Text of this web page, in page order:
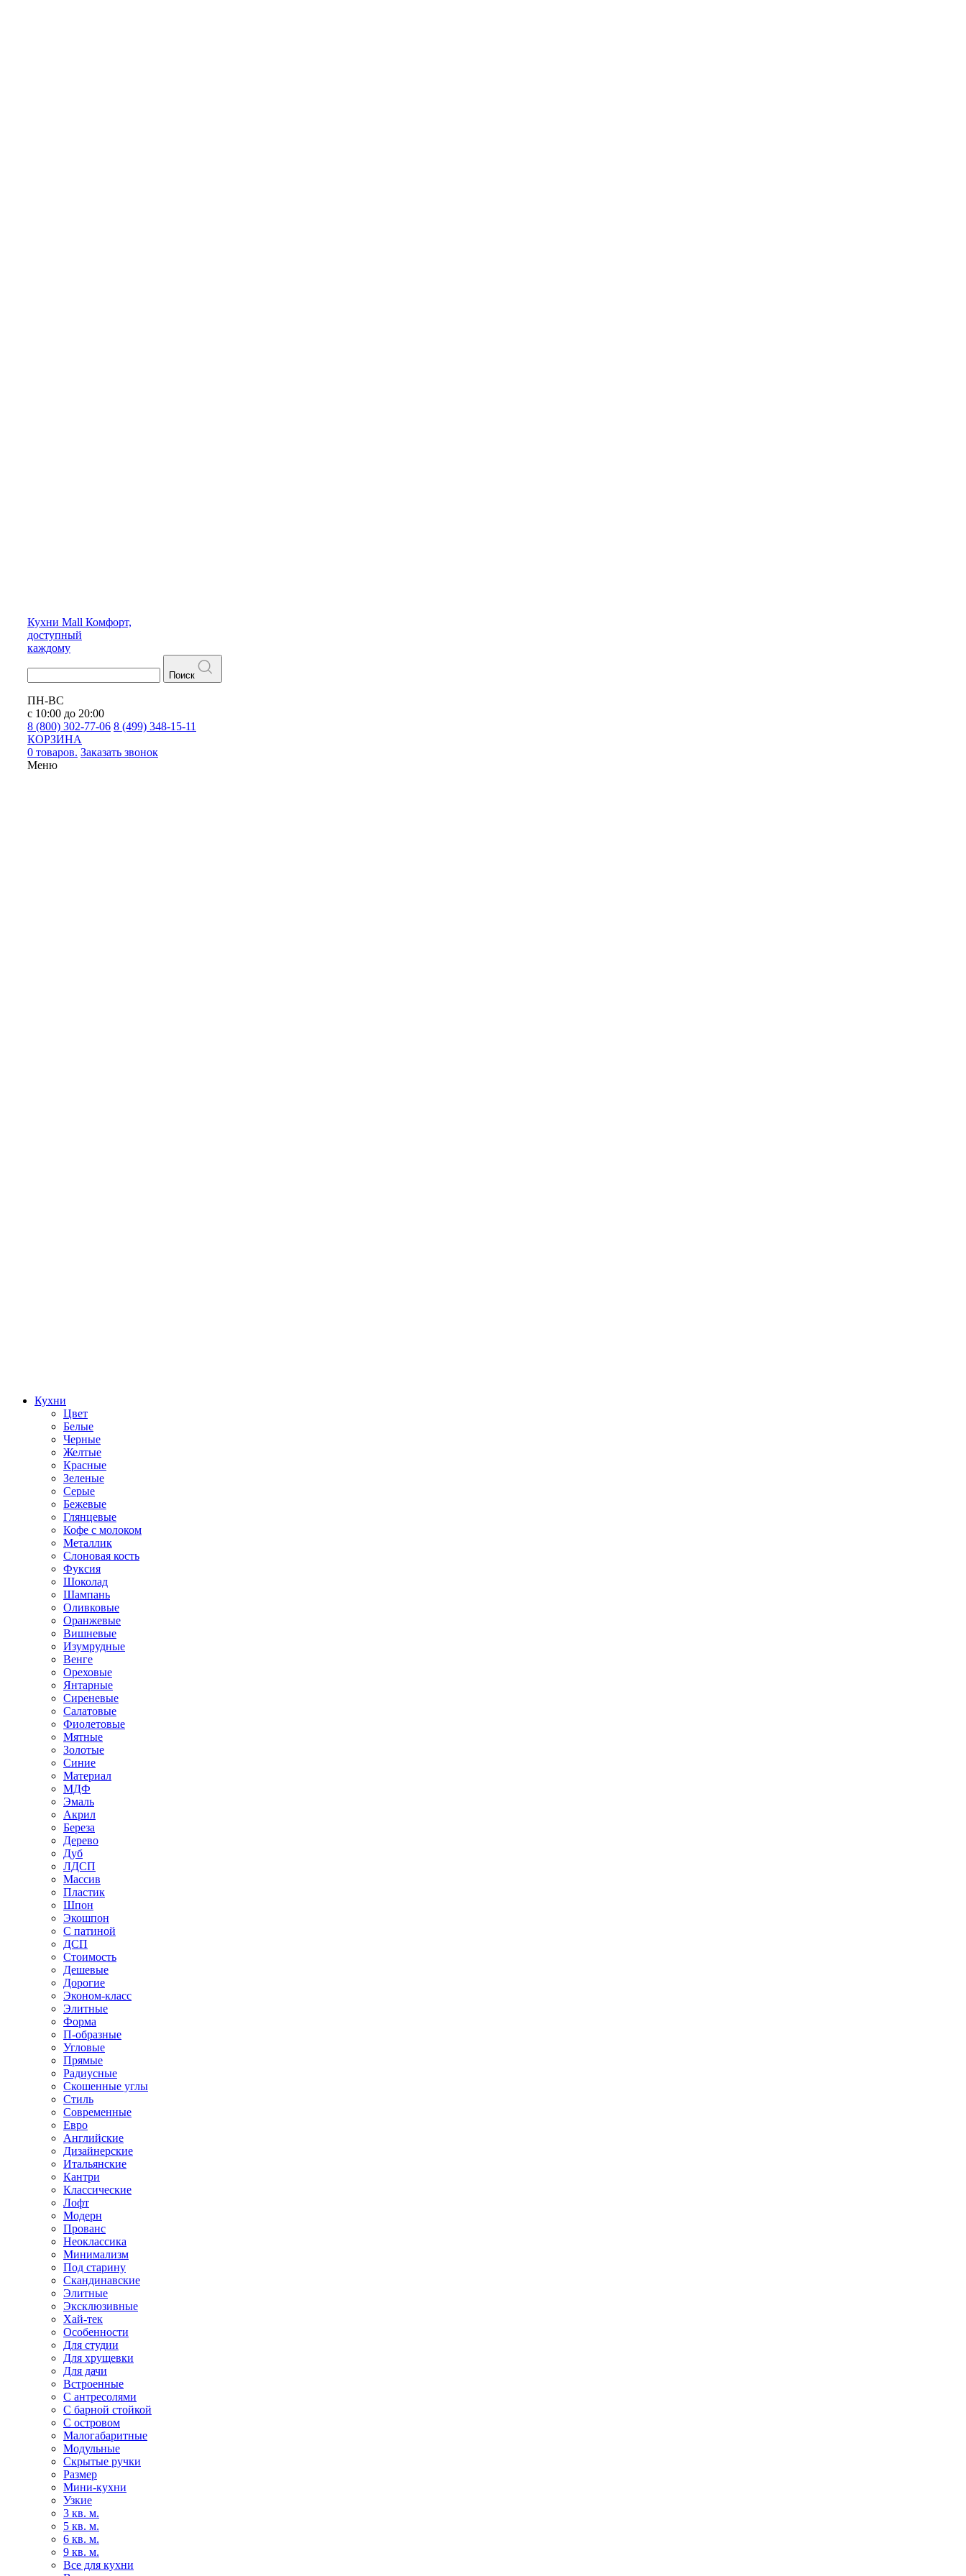
Кухни Mall Комфорт,
доступный
каждому
Поиск
ПН-ВС
с 10:00 до 20:00
8 (800) 302-77-06 8 (499) 348-15-11
КОРЗИНА
0 товаров. Заказать звонок
Меню
Кухни
Цвет
Белые
Черные
Желтые
Красные
Зеленые
Серые
Бежевые
Глянцевые
Кофе с молоком
Металлик
Слоновая кость
Фуксия
Шоколад
Шампань
Оливковые
Оранжевые
Вишневые
Изумрудные
Венге
Ореховые
Янтарные
Сиреневые
Салатовые
Фиолетовые
Мятные
Золотые
Синие
Материал
МДФ
Эмаль
Акрил
Береза
Дерево
Дуб
ЛДСП
Массив
Пластик
Шпон
Экошпон
С патиной
ДСП
Стоимость
Дешевые
Дорогие
Эконом-класс
Элитные
Форма
П-образные
Угловые
Прямые
Радиусные
Скошенные углы
Стиль
Современные
Евро
Английские
Дизайнерские
Итальянские
Кантри
Классические
Лофт
Модерн
Прованс
Неоклассика
Минимализм
Под старину
Скандинавские
Элитные
Эксклюзивные
Хай-тек
Особенности
Для студии
Для хрущевки
Для дачи
Встроенные
С антресолями
С барной стойкой
С островом
Малогабаритные
Модульные
Скрытые ручки
Размер
Мини-кухни
Узкие
3 кв. м.
5 кв. м.
6 кв. м.
9 кв. м.
Все для кухни